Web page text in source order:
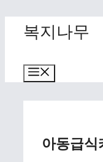
content
복지나무
아동급식